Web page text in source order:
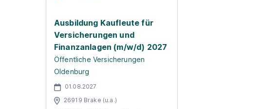
Ausbildung Kaufleute für
Versicherungen und
Finanzanlagen (m/w/d) 2027
Öffentliche Versicherungen
Oldenburg
01.08.2027
26919 Brake (u.a.)